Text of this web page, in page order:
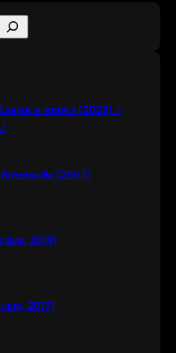
и пепел (2025) /
/
(2007)
2019)
2017)